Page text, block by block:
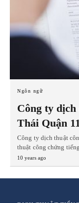
Ngôn ngữ
Công ty
Thái Quận
Công ty dịch thuật
thuật công chứng
10 years ago